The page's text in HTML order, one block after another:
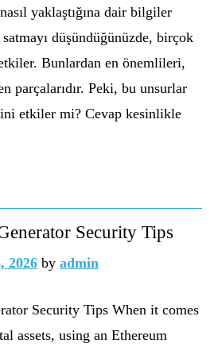
yaklaştığına dair bilgiler
satmayı düşündüğünüzde, birçok
Bunlardan en önemlileri,
parçalarıdır. Peki, bu unsurlar
etkiler mi? Cevap kesinlikle
Security Tips
2026 by admin
Security Tips When it comes
assets, using an Ethereum